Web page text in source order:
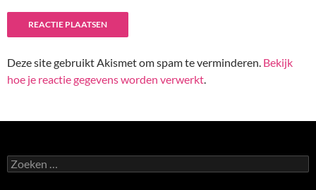
Deze site gebruikt Akismet om spam te verminderen. Bekijk
hoe je reactie gegevens worden verwerkt.
Zoeken
naar: